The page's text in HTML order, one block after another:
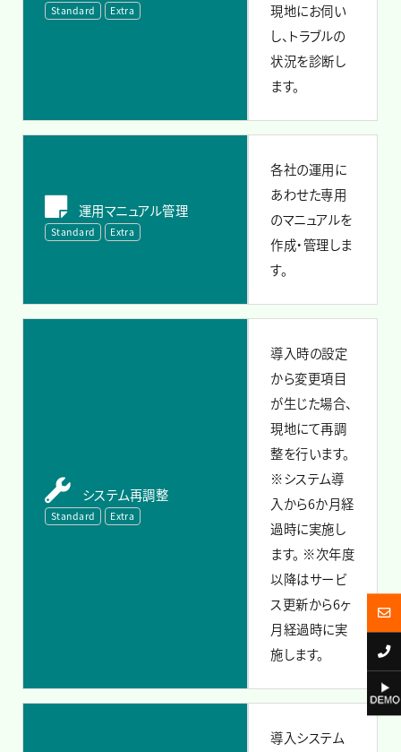
Standard Extra
現地にお伺い
し、トラブルの
状況を診断し
ます。
運用マニュアル管理
Standard Extra
各社の運用に
あわせた専用
のマニュアルを
作成・管理しま
す。
システム再調整
Standard Extra
導入時の設定
から変更項目
が生じた場合、
現地にて再調
整を行います。
※システム導
入から6か月経
過時に実施し
ます。 ※次年度
以降はサービ
ス更新から6ヶ
月経過時に実
施します。
導入システム